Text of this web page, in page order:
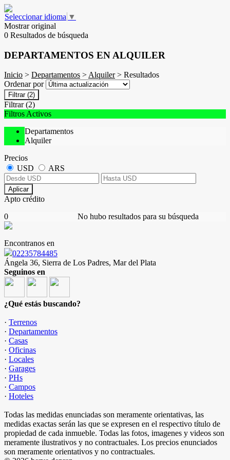
Seleccionar idioma ▼
Mostrar original
0 Resultados de búsqueda
DEPARTAMENTOS EN ALQUILER
Inicio > Departamentos >Alquiler> Resultados
Ordenar por
Filtrar (2)
Filtrar (2)
Filtros Activos
Departamentos
Alquiler
Precios
USD
ARS
Aplicar
Apto crédito
No hubo resultados para su búsqueda
0
Encontranos en
02235784485
Ángela 36, Sierra de Los Padres, Mar del Plata
Seguinos en
¿Qué estás buscando?
· Terrenos
· Departamentos
· Casas
· Oficinas
· Locales
· Garages
· PHs
· Campos
· Hoteles
Todas las medidas enunciadas son meramente orientativas, las
medidas exactas serán las que se expresen en el respectivo título de
propiedad de cada inmueble. Todas las fotos, imagenes y videos son
meramente ilustrativos y no contractuales. Los precios enunciados
son meramente orientativos y no contractuales.